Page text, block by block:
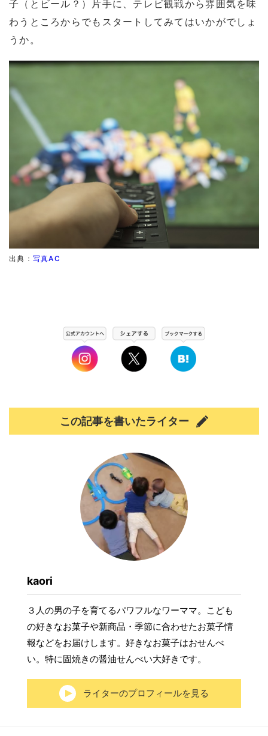
子（とビール？）片手に、テレビ観戦から雰囲気を味
わうところからでもスタートしてみてはいかがでしょ
うか。
出典： 写真AC
この記事を書いたライター
kaori
３人の男の子を育てるパワフルなワーママ。こども
の好きなお菓子や新商品・季節に合わせたお菓子情
報などをお届けします。好きなお菓子はおせんべ
い。特に固焼きの醤油せんべい大好きです。
ライターのプロフィールを見る